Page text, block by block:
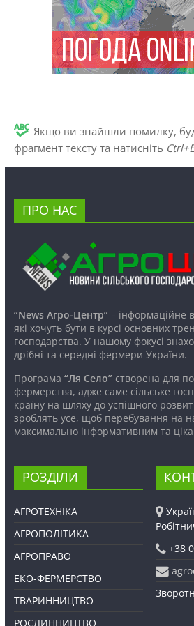
Якщо ви знайшли помилку,
фрагмент тексту та натисніть
ПРО НАС
“News Агро-Центр”– інформаційне
які хочуть бути в курсі основних
господарства. У нашому фокусі
дрібні та середні фермери України.
Програма “Ля Село”створена для
фермерства, адже саме сільське
країну на шляху до успішного
зроблять усе, щоб перебування на
максимально інформативним та
РОЗДІЛИ
АГРОТЕХНІКА
АГРОПОЛІТИКА
АГРОПРАВО
ЕКО-ФЕРМЕРСТВО
ТВАРИННИЦТВО
РОСЛИННИЦТВО
+38